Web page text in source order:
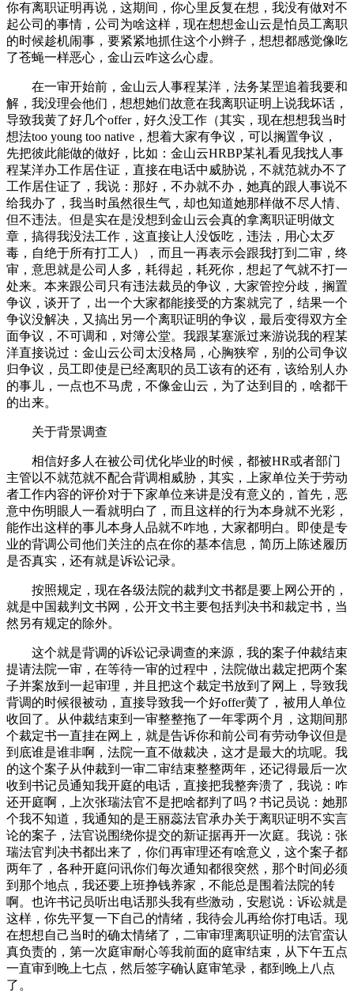
你有离职证明再说，这期间，你心里反复在想，我没有做对不
起公司的事情，公司为啥这样，现在想想金山云是怕员工离职
的时候趁机闹事，要紧紧地抓住这个小辫子，想想都感觉像吃
了苍蝇一样恶心，金山云咋这么心虚。
在一审开始前，金山云人事程某洋，法务某罡追着我要和
解，我没理会他们，想想她们故意在我离职证明上说我坏话，
导致我黄了好几个offer，好久没工作（其实，现在想想我当时
想法too young too native，想着大家有争议，可以搁置争议，
先把彼此能做的做好，比如：金山云HRBP某礼看见我找人事
程某洋办工作居住证，直接在电话中威胁说，不就范就办不了
工作居住证了，我说：那好，不办就不办，她真的跟人事说不
给我办了，我当时虽然很生气，却也知道她那样做不尽人情、
但不违法。但是实在是没想到金山云会真的拿离职证明做文
章，搞得我没法工作，这直接让人没饭吃，违法，用心太歹
毒，自绝于所有打工人），而且一再表示会跟我打到二审，终
审，意思就是公司人多，耗得起，耗死你，想起了气就不打一
处来。本来跟公司只有违法裁员的争议，大家管控分歧，搁置
争议，谈开了，出一个大家都能接受的方案就完了，结果一个
争议没解决，又搞出另一个离职证明的争议，最后变得双方全
面争议，不可调和，对簿公堂。我跟某塞派过来游说我的程某
洋直接说过：金山云公司太没格局，心胸狭窄，别的公司争议
归争议，员工即使是已经离职的员工该有的还有，该给别人办
的事儿，一点也不马虎，不像金山云，为了达到目的，啥都干
的出来。
关于背景调查
相信好多人在被公司优化毕业的时候，都被HR或者部门
主管以不就范就不配合背调相威胁，其实，上家单位关于劳动
者工作内容的评价对于下家单位来讲是没有意义的，首先，恶
意中伤明眼人一看就明白了，而且这样的行为本身就不光彩，
能作出这样的事儿本身人品就不咋地，大家都明白。即使是专
业的背调公司他们关注的点在你的基本信息，简历上陈述履历
是否真实，还有就是诉讼记录。
按照规定，现在各级法院的裁判文书都是要上网公开的，
就是中国裁判文书网，公开文书主要包括判决书和裁定书，当
然另有规定的除外。
这个就是背调的诉讼记录调查的来源，我的案子仲裁结束
提请法院一审，在等待一审的过程中，法院做出裁定把两个案
子并案放到一起审理，并且把这个裁定书放到了网上，导致我
背调的时候很被动，直接导致我一个好offer黄了，被用人单位
收回了。从仲裁结束到一审整整拖了一年零两个月，这期间那
个裁定书一直挂在网上，就是告诉你和前公司有劳动争议但是
到底谁是谁非啊，法院一直不做裁决，这才是最大的坑呢。我
的这个案子从仲裁到一审二审结束整整两年，还记得最后一次
收到书记员通知我开庭的电话，直接把我整奔溃了，我说：咋
还开庭啊，上次张瑞法官不是把啥都判了吗？书记员说：她那
个我不知道，我通知的是王丽蕊法官承办关于离职证明不实言
论的案子，法官说围绕你提交的新证据再开一次庭。我说：张
瑞法官判决书都出来了，你们再审理还有啥意义，这个案子都
两年了，各种开庭问讯你们每次通知都很突然，那个时间必须
到那个地点，我还要上班挣钱养家，不能总是围着法院的转
啊。也许书记员听出电话那头我有些激动，安慰说：诉讼就是
这样，你先平复一下自己的情绪，我待会儿再给你打电话。现
在想想自己当时的确太情绪了，二审审理离职证明的法官蛮认
真负责的，第一次庭审耐心等我前面的庭审结束，从下午五点
一直审到晚上七点，然后签字确认庭审笔录，都到晚上八点
了。